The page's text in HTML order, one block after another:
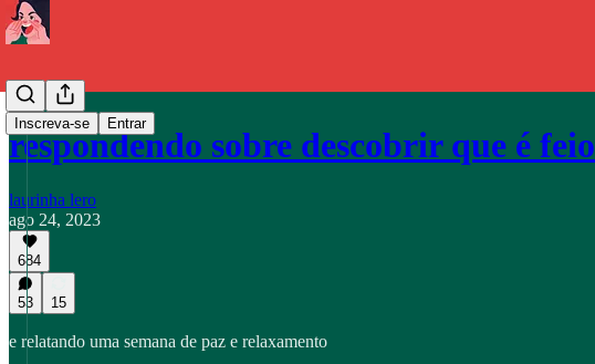
Inscreva-se Entrar
respondendo sobre descobrir que é feio
laurinha lero
ago 24, 2023
684
53 15
e relatando uma semana de paz e relaxamento